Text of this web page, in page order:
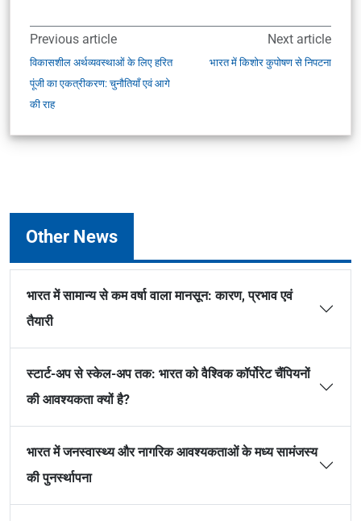
Previous article
विकासशील अर्थव्यवस्थाओं के लिए हरित
पूंजी का एकत्रीकरण: चुनौतियाँ एवं आगे
की राह
Next article
भारत में किशोर कुपोषण से निपटना
Other News
भारत में सामान्य से कम वर्षा वाला मानसून: कारण, प्रभाव एवं
तैयारी
स्टार्ट-अप से स्केल-अप तक: भारत को वैश्विक कॉर्पोरेट चैंपियनों
की आवश्यकता क्यों है?
भारत में जनस्वास्थ्य और नागरिक आवश्यकताओं के मध्य सामंजस्य
की पुनर्स्थापना